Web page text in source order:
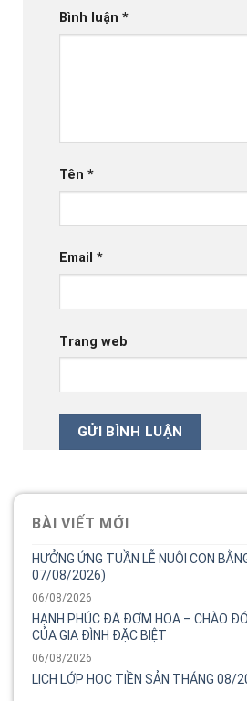
Bình luận *
Tên *
Email *
Trang web
BÀI VIẾT MỚI
HƯỞNG ỨNG TUẦN LỄ NUÔI CON
07/08/2026)
06/08/2026
HẠNH PHÚC ĐÃ ĐƠM HOA – CHÀO
CỦA GIA ĐÌNH ĐẶC BIỆT
06/08/2026
LỊCH LỚP HỌC TIỀN SẢN THÁNG 08/